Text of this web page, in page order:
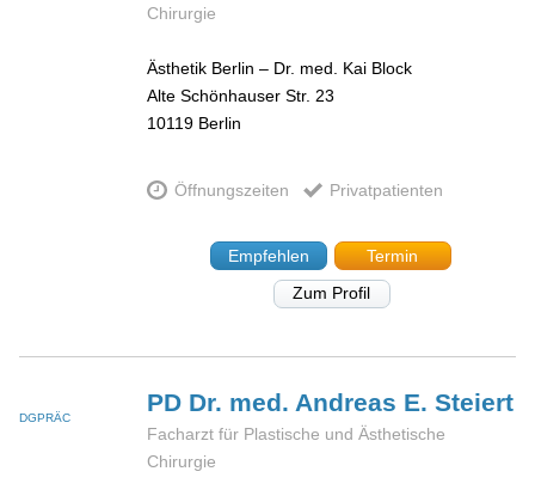
Chirurgie
Ästhetik Berlin – Dr. med. Kai Block
Alte Schönhauser Str. 23
10119 Berlin
Öffnungszeiten Privatpatienten
Empfehlen
Termin
Zum Profil
DGPRÄC
PD Dr. med. Andreas E.Steiert
Facharzt für Plastische und Ästhetische
Chirurgie